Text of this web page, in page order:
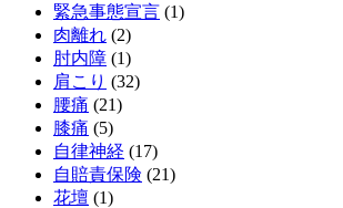
緊急事態宣言 (1)
肉離れ (2)
肘内障 (1)
肩こり (32)
腰痛 (21)
膝痛 (5)
自律神経 (17)
自賠責保険 (21)
花壇 (1)